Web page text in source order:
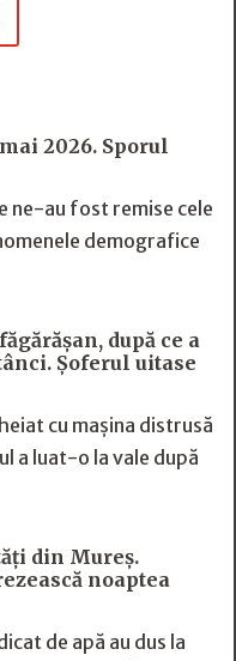
2026. Sporul
ne-au fost remise cele
demografice
după ce a
Șoferul uitase
cu mașina distrusă
a luat-o la vale după
din Mureș.
noaptea
de apă au dus la